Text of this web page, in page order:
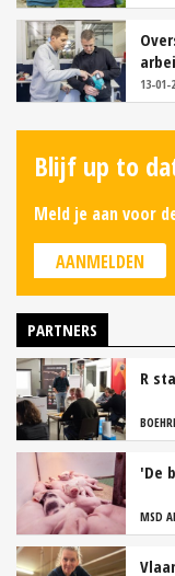
13-01-
Blijf up to
Meld je aan voor
AANMELDEN
PARTNERS
R
'De
MSD